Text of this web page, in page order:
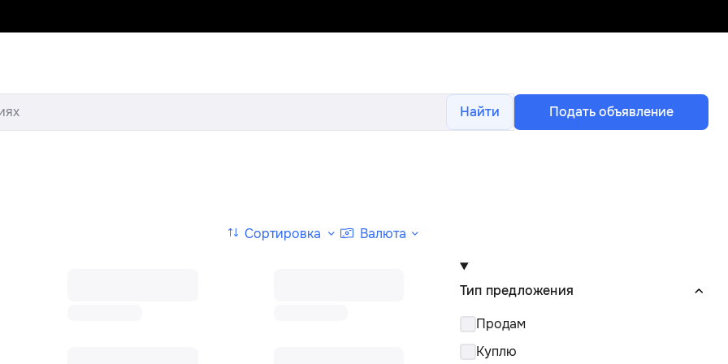
Найти Подать объявление
Сортировка Валюта
Тип предложения
Продам
Куплю